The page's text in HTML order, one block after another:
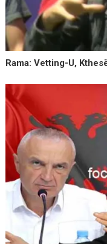
Rama: Vetting-U,